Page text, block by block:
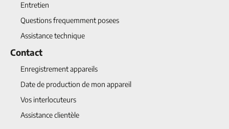
Entretien
Questions frequemment posees
Assistance technique
Contact
Enregistrement appareils
Date de production de mon appareil
Vos interlocuteurs
Assistance clientèle